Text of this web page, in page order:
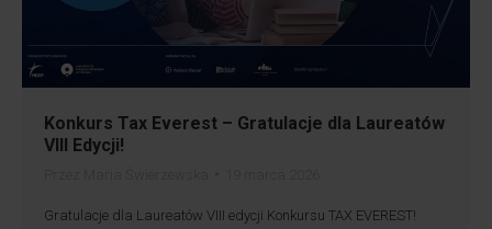
Konkurs Tax Everest – Gratulacje dla Laureatów
VIII Edycji!
Gratulacje dla Laureatów VIII edycji Konkursu TAX EVEREST!